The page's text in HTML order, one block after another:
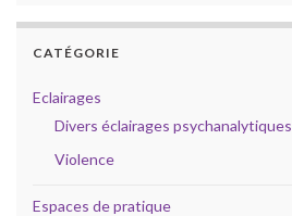
CATÉGORIE
Eclairages
Divers éclairages psychanalytiques
Violence
Espaces de pratique